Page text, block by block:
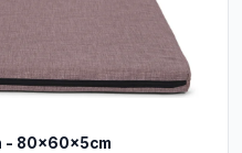
- 80x60x5cm